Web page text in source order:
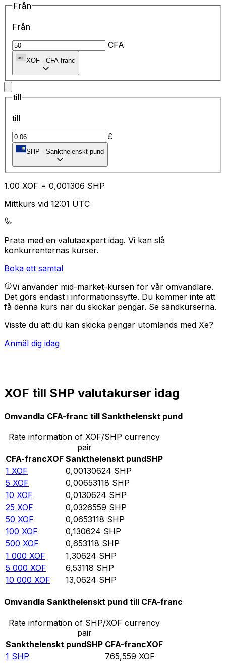
Från
Från
CFA
XOF - CFA-franc
till
till
£
SHP - Sankthelenskt pund
1.00 XOF = 0,001306 SHP
Mittkurs vid 12:01 UTC
Prata med en valutaexpert idag. Vi kan slå
konkurrenternas kurser.
Boka ett samtal
Vi använder mid-market-kursen för vår omvandlare.
Det görs endast i informationssyfte. Du kommer inte att
få denna kurs när du skickar pengar. Se sändkurserna.
Visste du att du kan skicka pengar utomlands med Xe?
Anmäl dig idag
XOF till SHP valutakurser idag
Omvandla CFA-franc till Sankthelenskt pund
Rate information of XOF/SHP currency
pair
CFA-francXOF Sankthelenskt pundSHP
1 XOF 0,00130624 SHP
5 XOF 0,00653118 SHP
10 XOF 0,0130624 SHP
25 XOF 0,0326559 SHP
50 XOF 0,0653118 SHP
100 XOF 0,130624 SHP
500 XOF 0,653118 SHP
1 000 XOF 1,30624 SHP
5 000 XOF 6,53118 SHP
10 000 XOF 13,0624 SHP
Omvandla Sankthelenskt pund till CFA-franc
Rate information of SHP/XOF currency
pair
Sankthelenskt pundSHP CFA-francXOF
1 SHP 765,559 XOF